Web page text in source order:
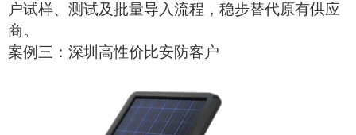
户试样、测试及批量导入流程，稳步替代原有供应
商。
案例三：深圳高性价比安防客户